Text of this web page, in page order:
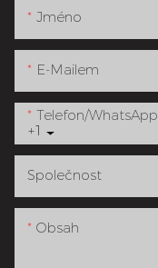
Jméno
E-Mailem
+1
Telefon/whatsApp
Společnost
Obsah